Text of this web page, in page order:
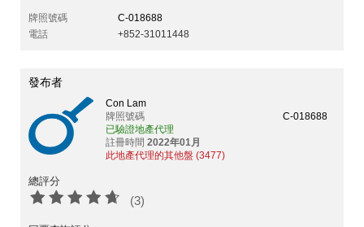
牌照號碼
C-018688
電話
+852-31011448
發布者
Con Lam
牌照號碼
C-018688
已驗證地產代理
註冊時間 2022年01月
此地產代理的其他盤 (3477)
總評分
(3)